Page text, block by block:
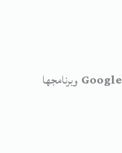
Google وبرنامجها